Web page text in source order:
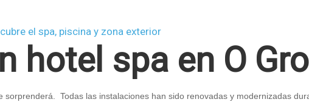
el spa, piscina y zona exterior
hotel spa en O
Todas las instalaciones han sido renovadas y modernizadas